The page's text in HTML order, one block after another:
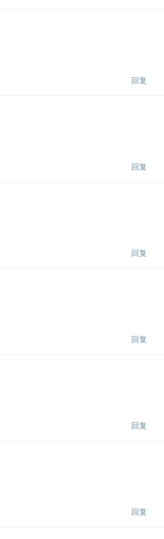
回复
回复
回复
回复
回复
回复